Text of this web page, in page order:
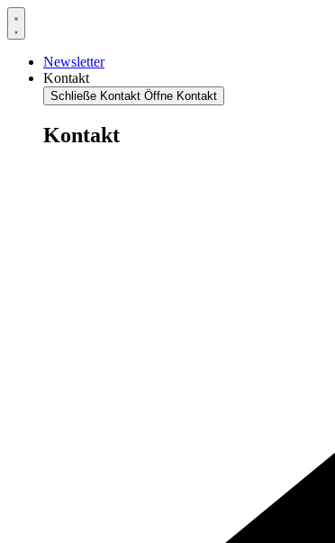
Newsletter
Kontakt
Schließe Kontakt Öffne Kontakt
Kontakt